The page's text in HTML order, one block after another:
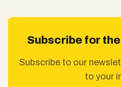
Subscribe for
Subscribe to our
to your